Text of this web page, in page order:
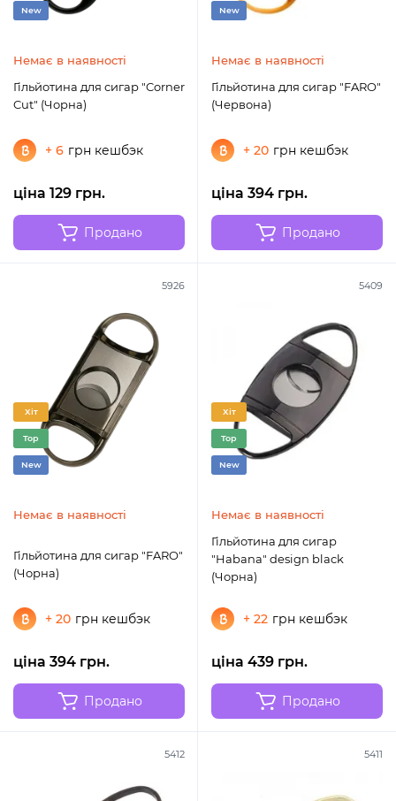
New
Немає в наявності
Гільйотина для сигар "Corner
Cut" (Чорна)
+ 6 грн кешбэк
ціна 129 грн.
Продано
New
Немає в наявності
Гільйотина для сигар "FARO"
(Червона)
+ 20 грн кешбэк
ціна 394 грн.
Продано
5926
Хіт
Top
New
Немає в наявності
Гільйотина для сигар "FARO"
(Чорна)
+ 20 грн кешбэк
ціна 394 грн.
Продано
5409
Хіт
Top
New
Немає в наявності
Гільйотина для сигар
"Habana" design black
(Чорна)
+ 22 грн кешбэк
ціна 439 грн.
Продано
5412 5411